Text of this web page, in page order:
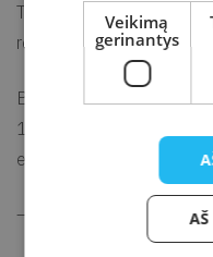
Trečiadienių popietės
rezervuoti sau valandą
Balandžio mėnesį laikas
17, 24 d. nuo 16 iki 17
erdvėse.
—
Veikimą
gerinantys